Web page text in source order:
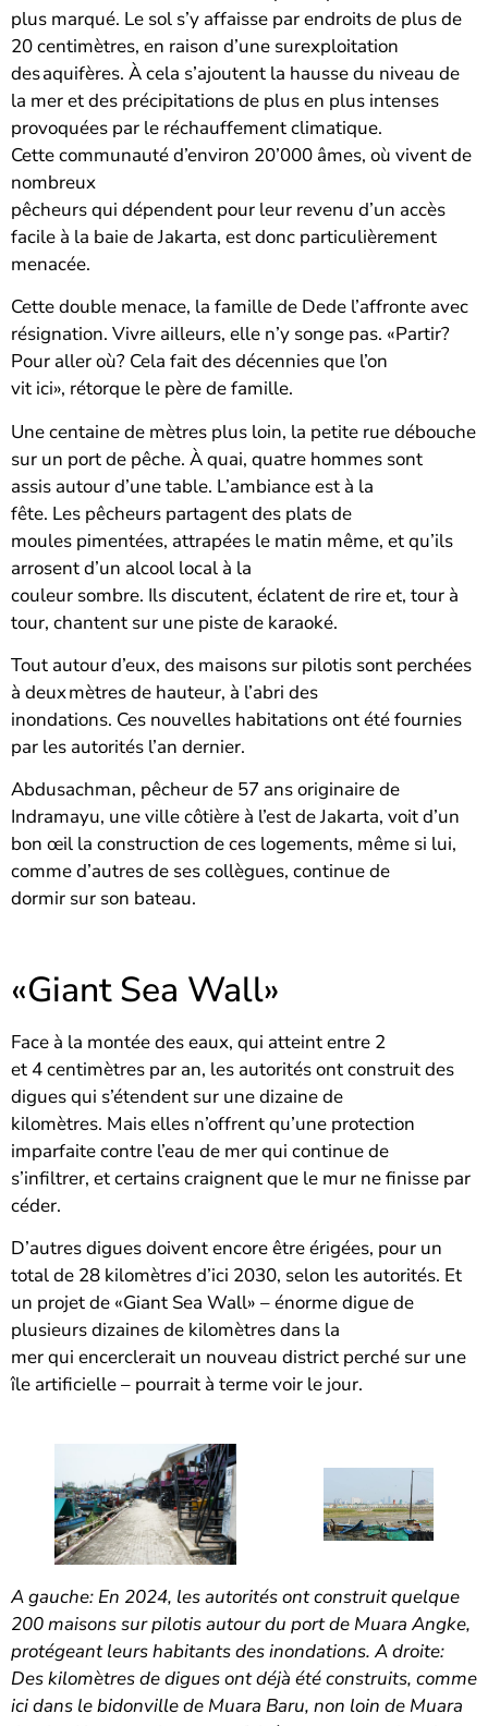
plus marqué. Le sol s’y affaisse par endroits de plus de
20 centimètres, en raison d’une surexploitation
des aquifères. À cela s’ajoutent la hausse du niveau de
la mer et des précipitations de plus en plus intenses
provoquées par le réchauffement climatique.
Cette communauté d’environ 20’000 âmes, où vivent de
nombreux
pêcheurs qui dépendent pour leur revenu d’un accès
facile à la baie de Jakarta, est donc particulièrement
menacée.
Cette double menace, la famille de Dede l’affronte avec
résignation. Vivre ailleurs, elle n’y songe pas. «Partir?
Pour aller où? Cela fait des décennies que l’on
vit ici», rétorque le père de famille.
Une centaine de mètres plus loin, la petite rue débouche
sur un port de pêche. À quai, quatre hommes sont
assis autour d’une table. L’ambiance est à la
fête. Les pêcheurs partagent des plats de
moules pimentées, attrapées le matin même, et qu’ils
arrosent d’un alcool local à la
couleur sombre. Ils discutent, éclatent de rire et, tour à
tour, chantent sur une piste de karaoké.
Tout autour d’eux, des maisons sur pilotis sont perchées
à deux mètres de hauteur, à l’abri des
inondations. Ces nouvelles habitations ont été fournies
par les autorités l’an dernier.
Abdusachman, pêcheur de 57 ans originaire de
Indramayu, une ville côtière à l’est de Jakarta, voit d’un
bon œil la construction de ces logements, même si lui,
comme d’autres de ses collègues, continue de
dormir sur son bateau.
«Giant Sea Wall»
Face à la montée des eaux, qui atteint entre 2
et 4 centimètres par an, les autorités ont construit des
digues qui s’étendent sur une dizaine de
kilomètres. Mais elles n’offrent qu’une protection
imparfaite contre l’eau de mer qui continue de
s’infiltrer, et certains craignent que le mur ne finisse par
céder.
D’autres digues doivent encore être érigées, pour un
total de 28 kilomètres d’ici 2030, selon les autorités. Et
un projet de «Giant Sea Wall» – énorme digue de
plusieurs dizaines de kilomètres dans la
mer qui encerclerait un nouveau district perché sur une
île artificielle – pourrait à terme voir le jour.
A gauche: En 2024, les autorités ont construit quelque
200 maisons sur pilotis autour du port de Muara Angke,
protégeant leurs habitants des inondations. A droite:
Des kilomètres de digues ont déjà été construits, comme
ici dans le bidonville de Muara Baru, non loin de Muara